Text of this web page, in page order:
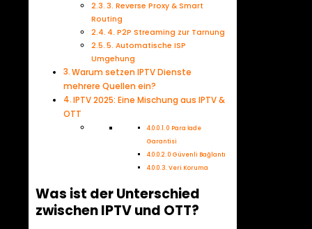
3. Reverse Proxy & Smart
Routing
4. P2P Streaming zur Tarnung
5. Automatische ISP
Umgehung
Warum setzen IPTV Dienste
mehrere Quellen ein?
IPTV 2025: Eine Mischung aus IPTV &
OTT
0 Para İade
Garantisi
0 Güvenli Bağlantı
Veri Koruma
Was ist der Unterschied
zwischen IPTV und OTT?